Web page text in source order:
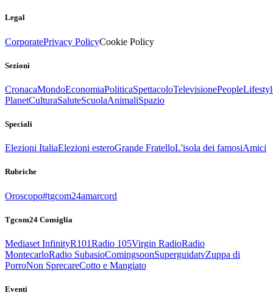
Legal
CorporatePrivacy PolicyCookie Policy
Sezioni
CronacaMondoEconomiaPoliticaSpettacoloTelevisionePeople
PlanetCulturaSaluteScuolaAnimaliSpazio
Speciali
Elezioni ItaliaElezioni esteroGrande FratelloL'isola dei famosiAmici
Rubriche
Oroscopo#tgcom24amarcord
Tgcom24 Consiglia
Mediaset InfinityR101Radio 105Virgin RadioRadio
MontecarloRadio SubasioComingsoonSuperguidatvZuppa di
PorroNon SprecareCotto e Mangiato
Eventi